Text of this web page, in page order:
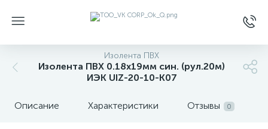
Изолента ПВХ
Изолента ПВХ 0.18х19мм син. (рул.20м)
ИЭК UIZ-20-10-K07
Описание Характеристики Отзывы 0